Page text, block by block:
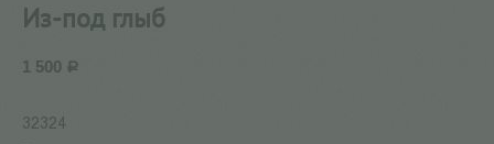
Из-под глыб
1 500 Р
32324